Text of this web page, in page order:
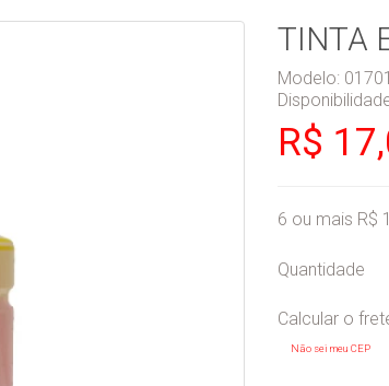
TINTA
Modelo:
R$
6 ou mais R$
Quantidade
Não sei meu CEP